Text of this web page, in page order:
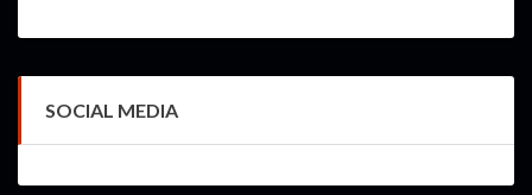
SOCIAL MEDIA